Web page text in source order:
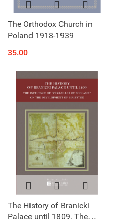
The Orthodox Church in
Poland 1918-1939
35.00
The History of Branicki
Palace until 1809. The